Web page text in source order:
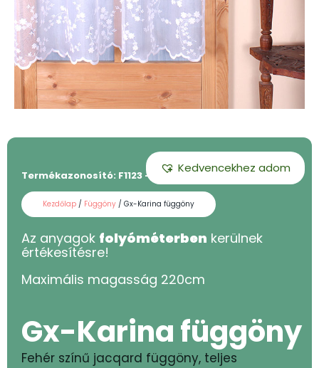
Kedvencekhez adom
Termékazonosító: F1123 - 220
Kezdőlap / Függöny / Gx-Karina függöny
Az anyagok folyóméterben kerülnek
értékesítésre!
Maximális magasság 220cm
Gx-Karina függöny
Fehér színű jacqard függöny, teljes